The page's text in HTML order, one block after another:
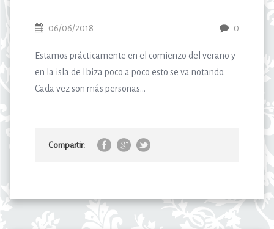
06/06/2018 0
Estamos prácticamente en el comienzo del verano y
en la isla de Ibiza poco a poco esto se va notando.
Cada vez son más personas...
Compartir: